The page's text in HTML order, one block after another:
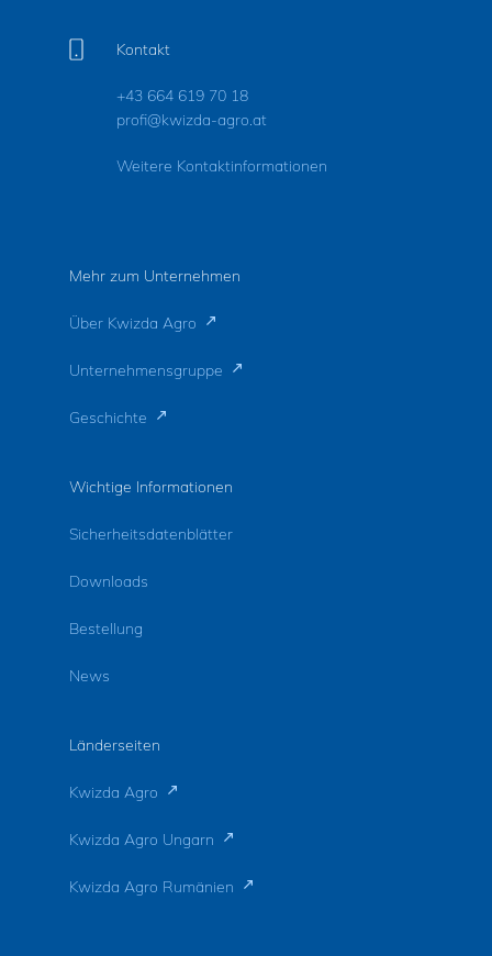
Kontakt
+43 664 619 70 18
profi@kwizda-agro.at
Weitere Kontaktinformationen
Mehr zum Unternehmen
Über Kwizda Agro
Unternehmensgruppe
Geschichte
Wichtige Informationen
Sicherheitsdatenblätter
Downloads
Bestellung
News
Länderseiten
Kwizda Agro
Kwizda Agro Ungarn
Kwizda Agro Rumänien